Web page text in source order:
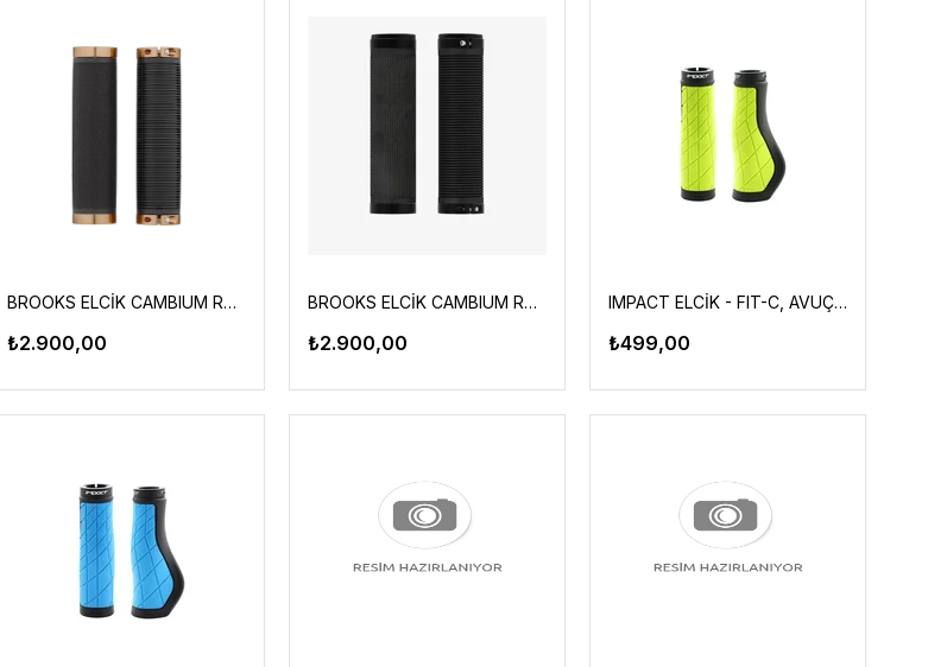
BROOKS ELCİK CAMBIUM RUBBER 130/130 SİYAH BAKIR
₺2.900,00
BROOKS ELCİK CAMBIUM RUBBER SİYAH 130/130
₺2.900,00
IMPACT ELCİK - FIT-C, AVUÇ DESTEKLİ, SİYAH/NEON
₺499,00